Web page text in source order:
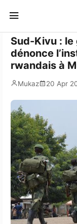
Sud-Kivu :
dénonce
rwandais à
Mukaz 20 Apr